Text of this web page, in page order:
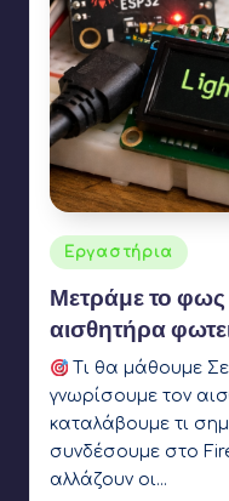
Αναρτήθηκε
σε
Εργαστήρια
Μετράμε το φως
αισθητήρα
Τι θα μάθουμε
γνωρίσουμε τον
καταλάβουμε τι
συνδέσουμε στο
αλλάζουν οι…